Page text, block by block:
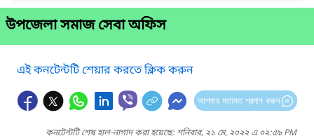
উপজেলা সমাজ সেবা অফিস
এই কনটেন্টটি শেয়ার করতে ক্লিক করুন
আপনার মতামত প্রদান করুন
কনটেন্টটি শেষ হাল-নাগাদ করা হয়েছে: শনিবার, ২১ মে, ২০২২ এ ০২:৫৯ PM